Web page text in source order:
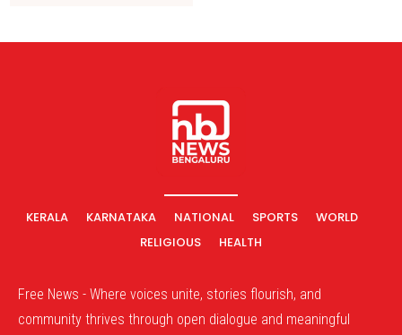
KERALA KARNATAKA NATIONAL SPORTS
WORLD
RELIGIOUS
HEALTH
Free News - Where voices unite, stories flourish, and
community thrives through open dialogue and meaningful